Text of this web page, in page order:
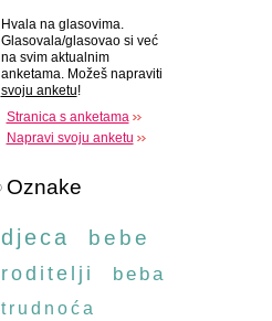
Hvala na glasovima.
Glasovala/glasovao si već
na svim aktualnim
anketama. Možeš napraviti
svoju anketu!
Stranica s anketama
Napravi svoju anketu
Oznake
djeca bebe
roditelji beba
trudnoća